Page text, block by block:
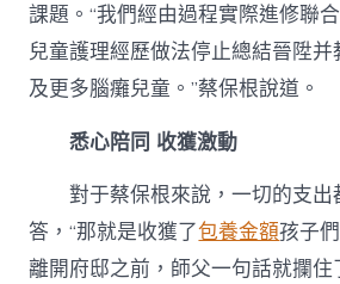
課題。“我們經由過程實際進修聯
兒童護理經歷做法停止總結晉陞
及更多腦癱兒童。”蔡保根說道。
悉心陪同 收獲激動
對于蔡保根來說，一切的支
答，“那就是收獲了包養金額孩子
離開府邸之前，師父一句話就攔住